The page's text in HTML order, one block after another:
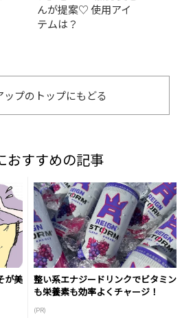
んが提案♡ 使用アイ
テムは？
ップのトップにもどる
おすすめの記事
が美
整い系エナジードリンクでビタミン
も栄養素も効率よくチャージ！
(PR)